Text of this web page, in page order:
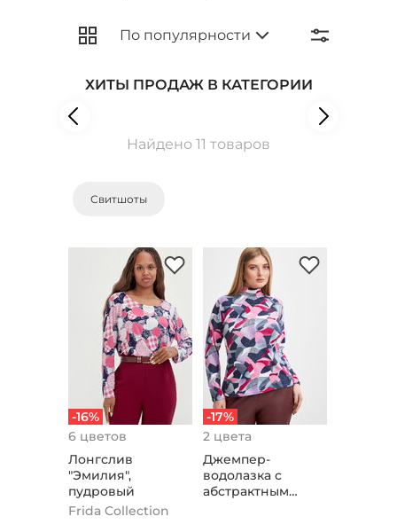
ХИТЫ ПРОДАЖ В КАТЕГОРИИ
Найдено 11 товаров
Свитшоты
-16%
6 цветов
Лонгслив
"Эмилия",
пудровый
Frida Collection
-17%
2 цвета
Джемпер-
водолазка с
абстрактным